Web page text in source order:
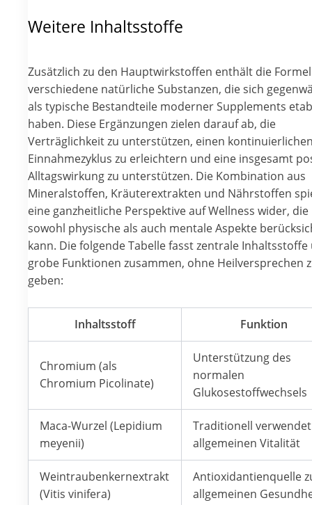
Weitere Inhaltsstoffe
Zusätzlich zu den Hauptwirkstoffen enthält die Formel
verschiedene natürliche Substanzen, die sich
als typische Bestandteile moderner Supplements
haben. Diese Ergänzungen zielen darauf ab, die
Verträglichkeit zu unterstützen, einen
Einnahmezyklus zu erleichtern und eine insgesamt
Alltagswirkung zu unterstützen. Die Kombination aus
Mineralstoffen, Kräuterextrakten und Nährstoffen
eine ganzheitliche Perspektive auf Wellness wider, die
sowohl physische als auch mentale Aspekte
kann. Die folgende Tabelle fasst zentrale Inhaltsstoffe
grobe Funktionen zusammen, ohne Heilversprechen
geben:
Inhaltsstoff Funktion
Chromium (als
Chromium Picolinate)
Unterstützung des
normalen
Glukosestoffwechsels
Maca-Wurzel (Lepidium
meyenii)
Traditionell
allgemeinen Vitalität
Weintraubenkernextrakt
(Vitis vinifera)
Antioxidantienquelle
allgemeinen